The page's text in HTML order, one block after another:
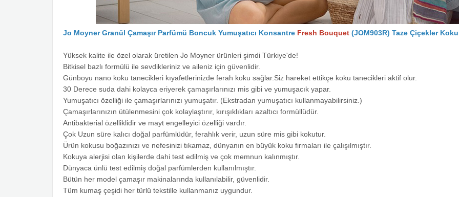
Jo Moyner Granül Çamaşır Parfümü Boncuk Yumuşatıcı Konsantre Fresh Bouquet (JOM903R) Taze Çiçekler
Yüksek kalite ile özel olarak üretilen Jo Moyner ürünleri şimdi Türkiye'de!
Bitkisel bazlı formülü ile sevdikleriniz ve aileniz için güvenlidir.
Günboyu nano koku tanecikleri kıyafetlerinizde ferah koku sağlar.Siz hareket ettikçe koku tanecikleri aktif olur.
30 Derece suda dahi kolayca eriyerek çamaşırlarınızı mis gibi ve yumuşacık yapar.
Yumuşatıcı özelliği ile çamaşırlarınızı yumuşatır. (Ekstradan yumuşatıcı kullanmayabilirsiniz.)
Çamaşırlarınızın ütülenmesini çok kolaylaştırır, kırışıklıkları azaltıcı formüllüdür.
Antibakterial özelliklidir ve mayt engelleyici özelliği vardır.
Çok Uzun süre kalıcı doğal parfümlüdür, ferahlık verir, uzun süre mis gibi kokutur.
Ürün kokusu boğazınızı ve nefesinizi tıkamaz, dünyanın en büyük koku firmaları ile çalışılmıştır.
Kokuya alerjisi olan kişilerde dahi test edilmiş ve çok memnun kalınmıştır.
Dünyaca ünlü test edilmiş doğal parfümlerden kullanılmıştır.
Bütün her model çamaşır makinalarında kullanılabilir, güvenlidir.
Tüm kumaş çeşidi her türlü tekstille kullanmanız uygundur.